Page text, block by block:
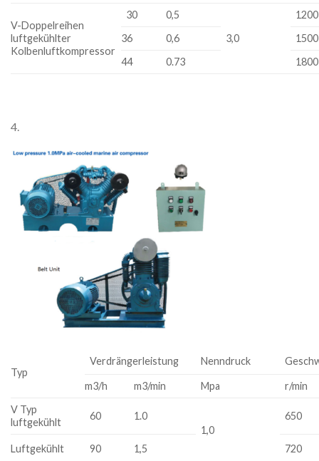
V-Doppelreihen
luftgekühlter
Kolbenluftkompressor
30
0,5
3,0
1200
36
0,6
1500
44
0.73 1800
4.
Typ
Verdrängerleistung Nenndruck
m3/h m3/min Mpa
r/min
V Typ
luftgekühlt
60
1.0
1,0
650
Luftgekühlt 90 1,5 720